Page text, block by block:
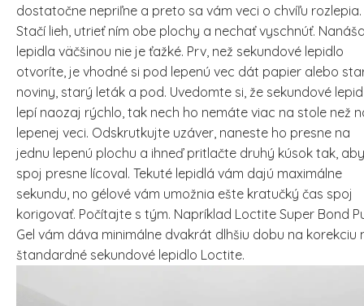
dostatočne nepriľne a preto sa vám veci o chvíľu rozlepia.
Stačí lieh, utrieť ním obe plochy a nechať vyschnúť.
lepidla väčšinou nie je ťažké. Prv, než sekundové lepidlo
otvoríte, je vhodné si pod lepenú vec dát papier alebo
noviny, starý leták a pod. Uvedomte si, že sekundové
lepí naozaj rýchlo, tak nech ho nemáte viac na stole než
lepenej veci. Odskrutkujte uzáver, naneste ho presne na
jednu lepenú plochu a ihneď pritlačte druhý kúsok tak, aby
spoj presne lícoval. Tekuté lepidlá vám dajú maximálne
sekundu, no gélové vám umožnia ešte kratučký čas spoj
korigovať. Počítajte s tým. Napríklad Loctite Super Bond
Gel vám dáva minimálne dvakrát dlhšiu dobu na korekciu
štandardné sekundové lepidlo Loctite.